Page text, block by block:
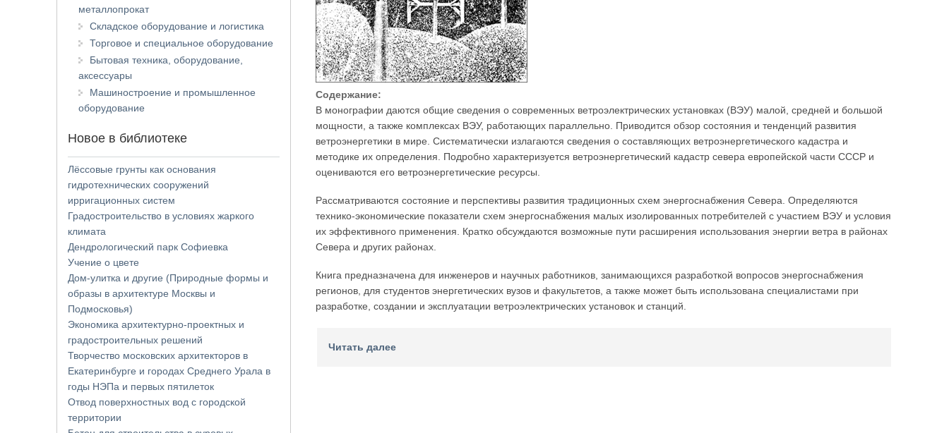
Содержание:
В монографии даются общие сведения о современных ветроэлектрических установках (ВЭУ) малой, средней и большой
мощности, а также комплексах ВЭУ, работающих параллельно. Приводится обзор состояния и тенденций развития
ветроэнергетики в мире. Систематически излагаются сведения о составляющих ветроэнергетического кадастра и
методике их определения. Подробно характеризуется ветроэнергетический кадастр севера европейской части СССР и
оцениваются его ветроэнергетические ресурсы.
Рассматриваются состояние и перспективы развития традиционных схем энергоснабжения Севера. Определяются
технико-экономические показатели схем энергоснабжения малых изолированных потребителей с участием ВЭУ и условия
их эффективного применения. Кратко обсуждаются возможные пути расширения использования энергии ветра в районах
Севера и других районах.
Книга предназначена для инженеров и научных работников, занимающихся разработкой вопросов энергоснабжения
регионов, для студентов энергетических вузов и факультетов, а также может быть использована специалистами при
разработке, создании и эксплуатации ветроэлектрических установок и станций.
Читать далее
металлопрокат
Складское оборудование и логистика
Торговое и специальное оборудование
Бытовая техника, оборудование,
аксессуары
Машиностроение и промышленное
оборудование
Новое в библиотеке
Лёссовые грунты как основания
гидротехнических сооружений
ирригационных систем
Градостроительство в условиях жаркого
климата
Дендрологический парк Софиевка
Учение о цвете
Дом-улитка и другие (Природные формы и
образы в архитектуре Москвы и
Подмосковья)
Экономика архитектурно-проектных и
градостроительных решений
Творчество московских архитекторов в
Екатеринбурге и городах Среднего Урала в
годы НЭПа и первых пятилеток
Отвод поверхностных вод с городской
территории